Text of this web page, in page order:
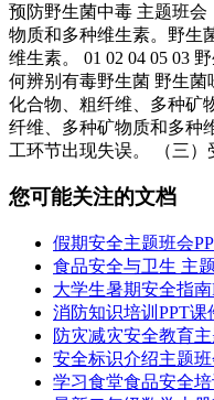
预防野生菌中毒 主题班
物质和多种维生素。野生
维生素。 01 02 04 05 03
何辨别有毒野生菌 野生
化合物、粗纤维、多种矿
纤维、多种矿物质和多种
工环节出现失误。 （三
您可能关注的文档
假期安全主题班会
食品安全与卫生 主
大学生暑期安全指南
消防知识培训PPT课
防灾减灾安全教育
安全标识介绍主题班
学习食堂食品安全